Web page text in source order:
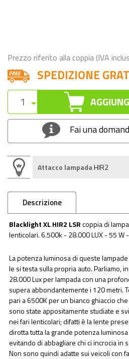
Prezzo riferito alla coppia (IVA
SPEDIZIONE
Fai una
Attacco lampadaHIR2
Descrizione
Blacklight XL HIR2 LSRcoppia di
lenticolari. 6.500k - 28.000 LUX - 55 W
La potenza luminosa di queste
le si testa sulla propria auto. Parliamo,
28.000 Lux per lampada con una
supera abbondantemente i 120 metri.
pari a 6500K per un bianco ghiaccio
sono state appositamente studiate e
nei fari lenticolari; difatti è la lente
dirotta tutta la grande potenza
evitando di abbagliare chi ci incrocia in
Non sono quindi adatte sui veicoli con